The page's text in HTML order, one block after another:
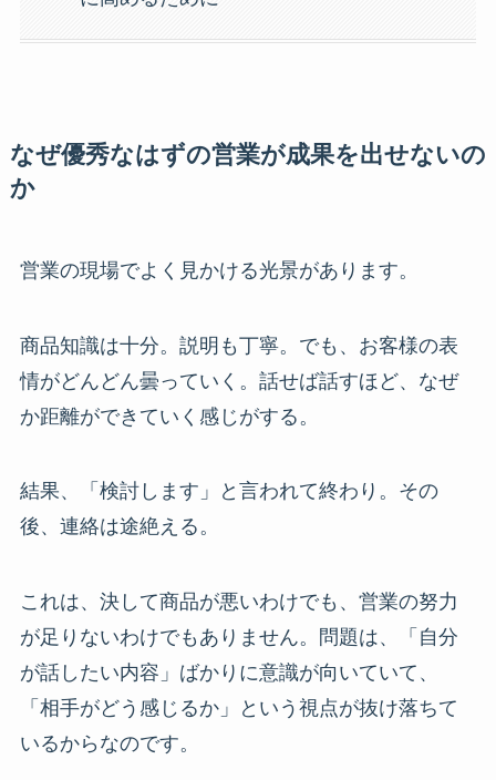
なぜ優秀なはずの営業が成果を出せないの
か
営業の現場でよく見かける光景があります。
商品知識は十分。説明も丁寧。でも、お客様の表
情がどんどん曇っていく。話せば話すほど、なぜ
か距離ができていく感じがする。
結果、「検討します」と言われて終わり。その
後、連絡は途絶える。
これは、決して商品が悪いわけでも、営業の努力
が足りないわけでもありません。問題は、「自分
が話したい内容」ばかりに意識が向いていて、
「相手がどう感じるか」という視点が抜け落ちて
いるからなのです。